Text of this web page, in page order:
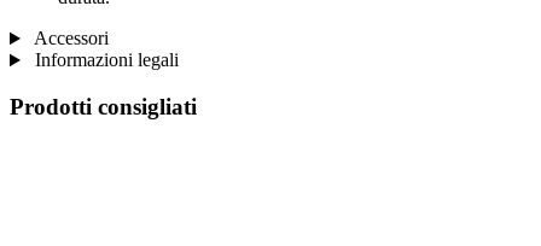
Accessori
Informazioni legali
Prodotti consigliati